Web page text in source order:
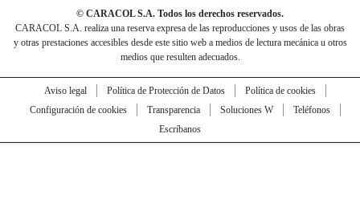
© CARACOL S.A. Todos los derechos reservados.
CARACOL S.A. realiza una reserva expresa de las reproducciones y usos de las obras
y otras prestaciones accesibles desde este sitio web a medios de lectura mecánica u otros
medios que resulten adecuados.
Aviso legal Política de Protección de Datos
Política de cookies
Configuración de cookies
Transparencia Soluciones W
Teléfonos
Escríbanos